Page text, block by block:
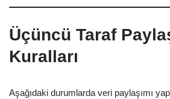
Üçüncü Taraf
Kuralları
Aşağıdaki durumlarda veri paylaşımı